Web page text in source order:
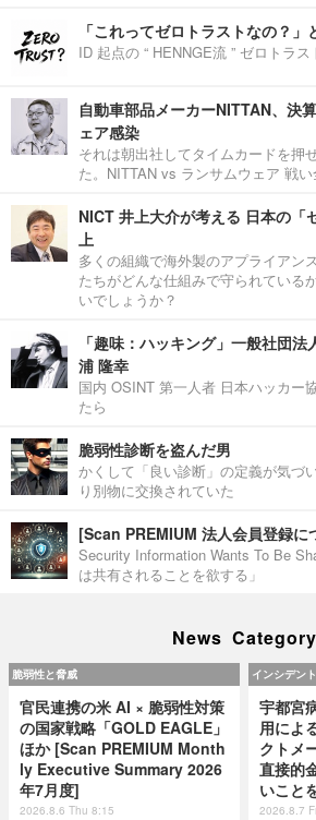
「これってゼロトラストなの？」
ID 起点の “ HENNGE流 ” ゼロトラ
自動車部品メーカーNITTAN、決
ェア感染
それは朝出社してタイムカードを押
た。NITTAN vs ランサムウェア 戦
NICT 井上大介が考える 日本の「
上
多くの組織で海外製のアプライアン
たちがどんな仕組みで守られている
いでしょうか？
「趣味：ハッキング」一般社団
浦 隆幸
国内 OSINT 第一人者 日本ハッカー
たら
脆弱性診断を盗んだ男
かくして「良い診断」の定義が気づ
り別物に交換されていた
[Scan PREMIUM 法人会員登録に
Security Information Wants To Be
は共有されることを欲する」
News Category
脆弱性と脅威
官民連携の米 AI × 脆弱性対策
の国家戦略「GOLD EAGLE」
ほか [Scan PREMIUM Month
ly Executive Summary 2026
年7月度]
2026.8.6 Thu 8:15
インシデン
宇都宮
用によ
クトメ
直接的
いこと
2026.8.7